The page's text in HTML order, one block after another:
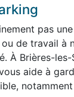
pas
de travail à
À Brières-les-
aide à